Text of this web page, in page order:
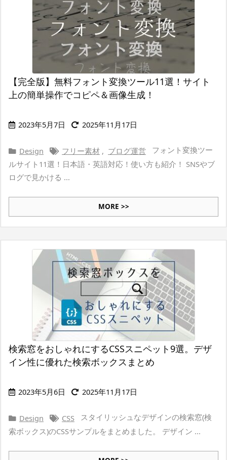
【完全版】無料フォント変換ツール11選！サイト
上の簡単操作でコピペ＆画像生成！
2023年5月7日 2025年11月17日
Design フリー素材 , ブログ運営
フォント変換ツー
ルサイト11選！日本語・英語対応！使い方も紹介！ SNSやブ
ログで見かける ...
MORE >>
検索窓をおしゃれにするCSSスニペット9選。デザ
イン性に優れた検索ボックスまとめ
2023年5月6日 2025年11月17日
Design CSS
スタイリッシュなデザインの検索窓(検
索ボックス)のCSSサンプルをまとめました。 デザイン ...